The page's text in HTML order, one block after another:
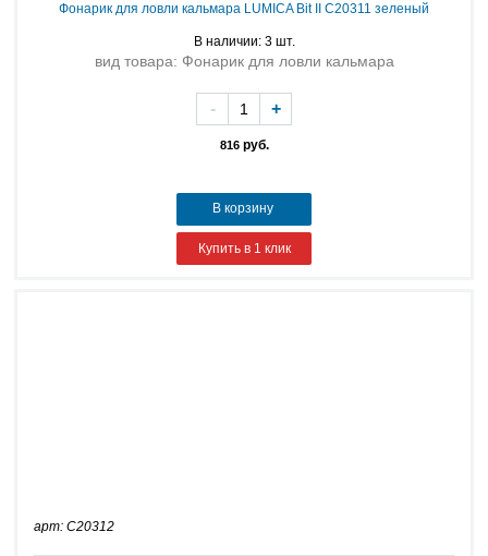
Фонарик для ловли кальмара LUMICA Bit II C20311 зеленый
В наличии: 3 шт.
вид товара: Фонарик для ловли кальмара
816руб.
- +
В корзину
Купить в 1 клик
арт: C20312